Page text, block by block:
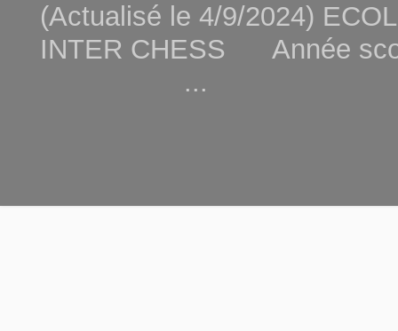
(Actualisé le 4/9/2024)
INTER CHESS Année
...